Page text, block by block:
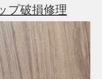
プ破損修理